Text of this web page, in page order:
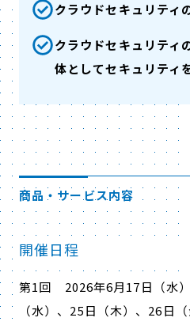
クラウドセキュリティ
クラウドセキュリティ
体としてセキュリティ
商品・サービス内容
開催日程
第1回 2026年6月17日（水）
（水）、 25日（木）、 26日（